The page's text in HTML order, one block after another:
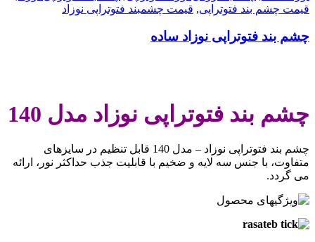
قیمت چشم بند فتوتراپی, قیمت چشمبند فتوتراپی نوزاد
چشم بند فتوتراپی نوزاد ساده
چشم بند فتوتراپی نوزاد مدل 140
چشم بند فتوتراپی نوزاد – مدل 140 قابل تنظیم در سایزهای
متفاوت، با جنس سه لایه و ضخیم با قابلیت جذب حداکثر نور، ارائه
می گردد.